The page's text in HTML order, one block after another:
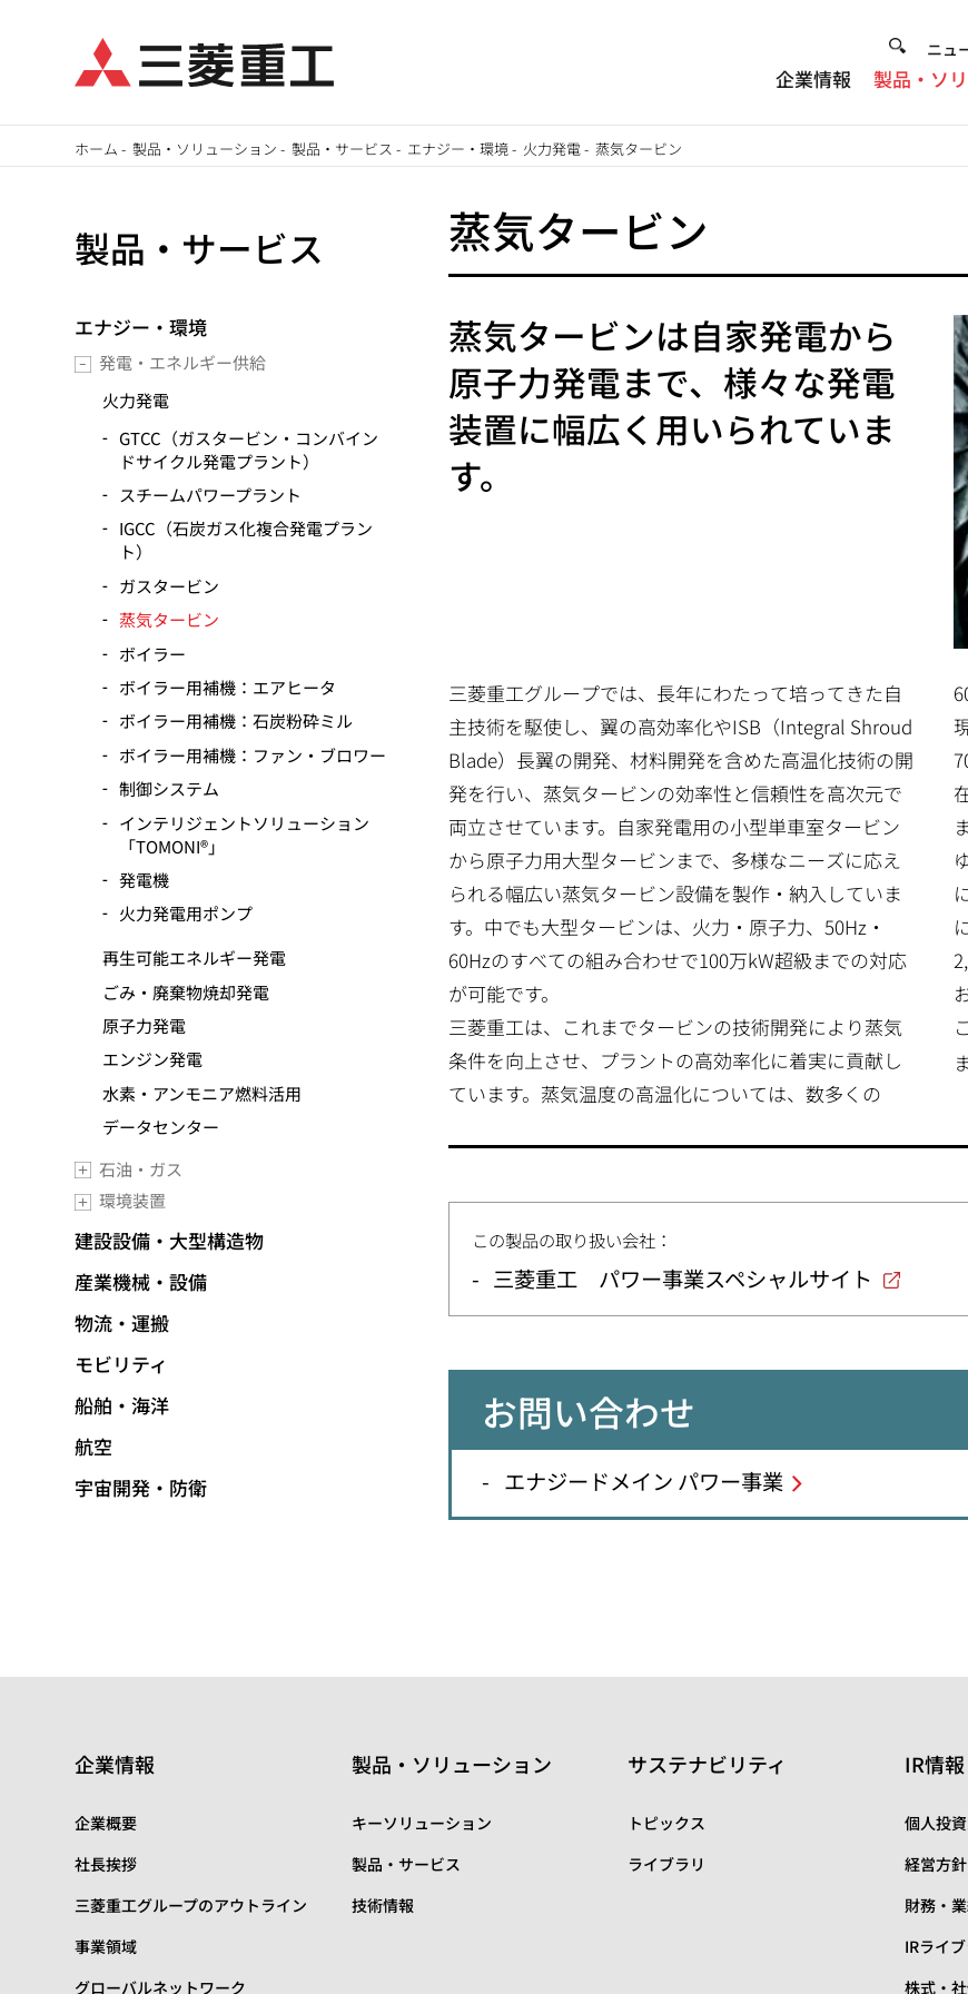
イ
ニュ
企業情報 製品・ソ
ホーム -製品・ソリューション -製品・サービス - エナジー・環境- 火力発電-蒸気タービン
蒸気タービン
蒸気タービンは自家発電から
原子力発電まで、様々な発電
装置に幅広く用いられていま
す。
三菱重工グループでは、長年にわたって培ってきた自
主技術を駆使し、翼の高効率化やISB（Integral Shroud
Blade）長翼の開発、材料開発を含めた高温化技術の開
発を行い、蒸気タービンの効率性と信頼性を高次元で
両立させています。自家発電用の小型単車室タービン
から原子力用大型タービンまで、多様なニーズに応え
られる幅広い蒸気タービン設備を製作・納入していま
す。中でも大型タービンは、火力・原子力、50Hz・
60Hzのすべての組み合わせで100万kW超級までの対応
が可能です。
三菱重工は、これまでタービンの技術開発により蒸気
条件を向上させ、プラントの高効率化に着実に貢献し
ています。蒸気温度の高温化については、数多くの
この製品の取り扱い会社：
三菱重工 パワー事業スペシャルサイト
お問い合わせ
エナジードメイン パワー事業
製品・サービス
エナジー・環境
発電・エネルギー供給
火力発電
GTCC（ガスタービン・コンバイン
ドサイクル発電プラント）
スチームパワープラント
IGCC（石炭ガス化複合発電プラン
ト）
ガスタービン
蒸気タービン
ボイラー
ボイラー用補機：エアヒータ
ボイラー用補機：石炭粉砕ミル
ボイラー用補機：ファン・ブロワー
制御システム
インテリジェントソリューション
「TOMONI®」
発電機
火力発電用ポンプ
再生可能エネルギー発電
ごみ・廃棄物焼却発電
原子力発電
エンジン発電
水素・アンモニア燃料活用
データセンター
石油・ガス
環境装置
建設設備・大型構造物
産業機械・設備
物流・運搬
モビリティ
船舶・海洋
航空
宇宙開発・防衛
企業情報
企業概要
社長挨拶
三菱重工グループのアウトライン
事業領域
グローバルネットワーク
製品・ソリューション
キーソリューション
製品・サービス
技術情報
サステナビリティ
トピックス
ライブラリ
IR情報
個人投
経営方針
財務・
IRライ
株式・